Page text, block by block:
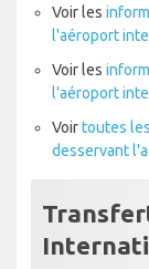
Voir les
l'aéroport
Voir les
l'aéroport
Voirtoutes
desservant